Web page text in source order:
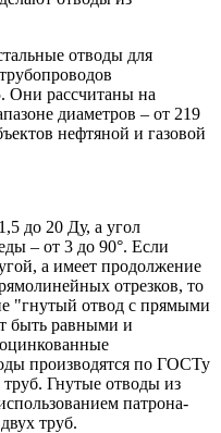
отводы для
Они рассчитаны нa
диаметров – от 219
нефтяной и газовой
до 20 Ду, а угол
– от 3 до 90°. Если
а имеет продолжение
отрезков, то
"гнутый отвод с прямыми
быть равными и
производятся по ГОСТу
Гнутые отводы из
патрона-
труб.